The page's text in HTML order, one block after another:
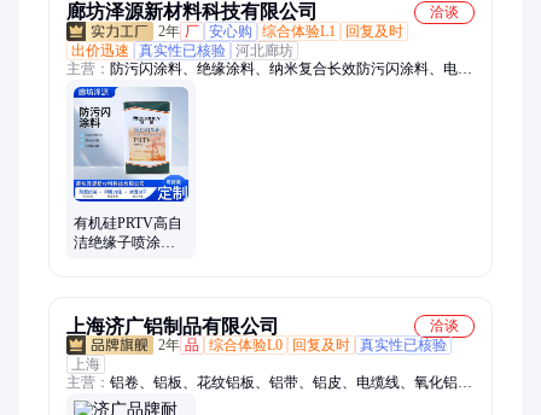
廊坊泽源新材料科技有限公司
洽谈
2年 厂 安心购 综合体验L1
回复及时
出价迅速
真实性已核验 河北廊坊
主营： 防污闪涂料、绝缘涂料、纳米复合长效防污闪涂料、电力
防污闪涂料、纳米高耐候绝缘涂料、电缆绝缘涂料、RTV-2防污
闪涂料、防腐导电涂料、绝缘漆、复合防污闪涂料、超疏水绝缘
涂料、高分子防潮封堵剂组料、工业涂料、有机硅绝缘涂料、超
疏水憎水涂料、防污闪绝缘涂料、抗藻型防污闪涂料、绝缘防闪
络闪涂料、长效防污闪涂料、硅橡胶绝缘涂料、防火绝缘涂料、
纳米阻燃涂料
有机硅PRTV高自
洁绝缘子喷涂材
上海济广铝制品有限公司
洽谈
2年 品 综合体验L0 回复及时 真实性已核验
上海
主营： 铝卷、铝板、花纹铝板、铝带、铝皮、电缆线、氧化铝
板、6061t6铝卷、5052氧化铝板、保温铝卷、花纹铝板/铝卷、指